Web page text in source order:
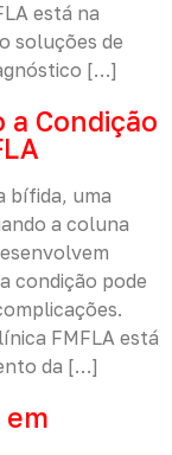
está na
soluções de
[…]
Condição
bífida, uma
a coluna
condição pode
FMFLA está
da […]
em